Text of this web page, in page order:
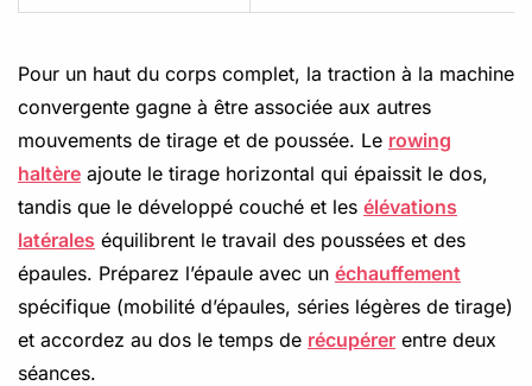
Pour un haut du corps complet, la traction à la machine
convergente gagne à être associée aux autres
mouvements de tirage et de poussée. Le rowing
haltère ajoute le tirage horizontal qui épaissit le dos,
tandis que le développé couché et les élévations
latérales équilibrent le travail des poussées et des
épaules. Préparez l’épaule avec un échauffement
spécifique (mobilité d’épaules, séries légères de tirage)
et accordez au dos le temps de récupérer entre deux
séances.